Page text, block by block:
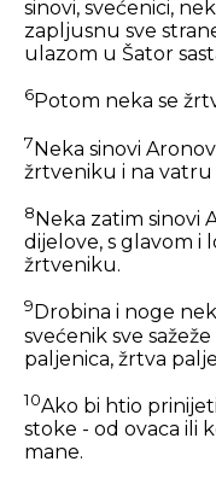
sinovi, svećenici,
zapljusnu sve
ulazom u Šator
6Potom neka se
7Neka sinovi
žrtveniku i na
8 Neka zatim sinovi
dijelove, s glavom i
žrtveniku.
9 Drobina i noge
svećenik sve
paljenica, žrtva
10Ako bi htio
stoke - od ovaca ili
mane.